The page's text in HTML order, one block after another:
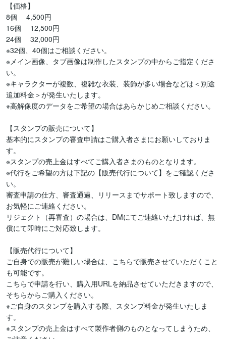
【価格】
8個 　4,500円
16個 　12,500円
24個 　32,000円
※32個、40個はご相談ください。
※メイン画像、タブ画像は制作したスタンプの中からご指定くださ
い。
※キャラクターが複数、複雑な衣装、装飾が多い場合などは＜別途
追加料金＞が発生いたします。
※高解像度のデータをご希望の場合はあらかじめご相談ください。
【スタンプの販売について】
基本的にスタンプの審査申請はご購入者さまにお願いしておりま
す。
※スタンプの売上金はすべてご購入者さまのものとなります。
※代行をご希望の方は下記の【販売代行について】をご確認くださ
い。
審査申請の仕方、審査通過、リリースまでサポート致しますので、
お気軽にご連絡ください。
リジェクト（再審査）の場合は、DMにてご連絡いただければ、無
償にて即時にご対応致します。
【販売代行について】
ご自身での販売が難しい場合は、こちらで販売させていただくこと
も可能です。
こちらで申請を行い、購入用URLを納品させていただきますので、
そちらからご購入ください。
※ご自身のスタンプを購入する際、スタンプ料金が発生いたしま
す。
※スタンプの売上金はすべて製作者側のものとなってしまうため、